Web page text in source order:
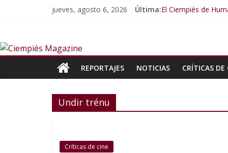
jueves, agosto 6, 2026 Última:El Ciempiés de
El Ciempiés de
REPORTAJES
NOTICIAS CRÍTICAS DE
Undir trénu
Críticas de cine